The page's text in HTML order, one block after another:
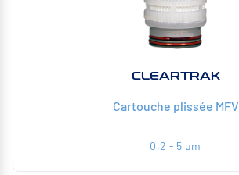
CLEARTRAK
Cartouche plissée MFV
0,2 - 5 µm